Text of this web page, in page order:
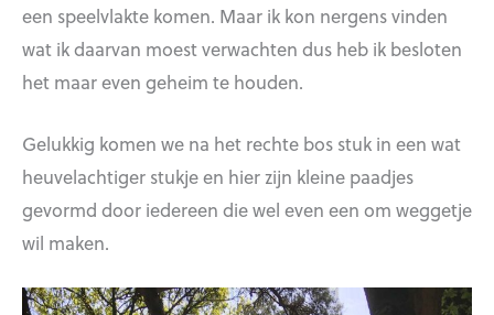
een speelvlakte komen. Maar ik kon nergens vinden
wat ik daarvan moest verwachten dus heb ik besloten
het maar even geheim te houden.
Gelukkig komen we na het rechte bos stuk in een wat
heuvelachtiger stukje en hier zijn kleine paadjes
gevormd door iedereen die wel even een om weggetje
wil maken.